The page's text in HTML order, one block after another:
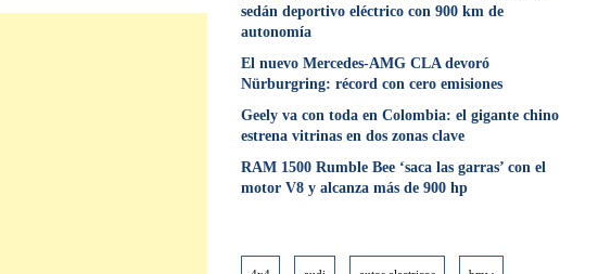
sedán deportivo eléctrico con 900 km de
autonomía
El nuevo Mercedes-AMG CLA devoró
Nürburgring: récord con cero emisiones
Geely va con toda en Colombia: el gigante chino
estrena vitrinas en dos zonas clave
RAM 1500 Rumble Bee ‘saca las garras’ con el
motor V8 y alcanza más de 900 hp